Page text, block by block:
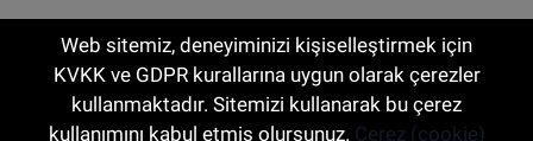
RSS Copyright © 2025 Sonhaber.eu Her hakkı saklıdır.
Web sitemiz, deneyiminizi kişiselleştirmek için
KVKK ve GDPR kurallarına uygun olarak çerezler
kullanmaktadır. Sitemizi kullanarak bu çerez
kullanımını kabul etmiş olursunuz. Çerez (cookie)